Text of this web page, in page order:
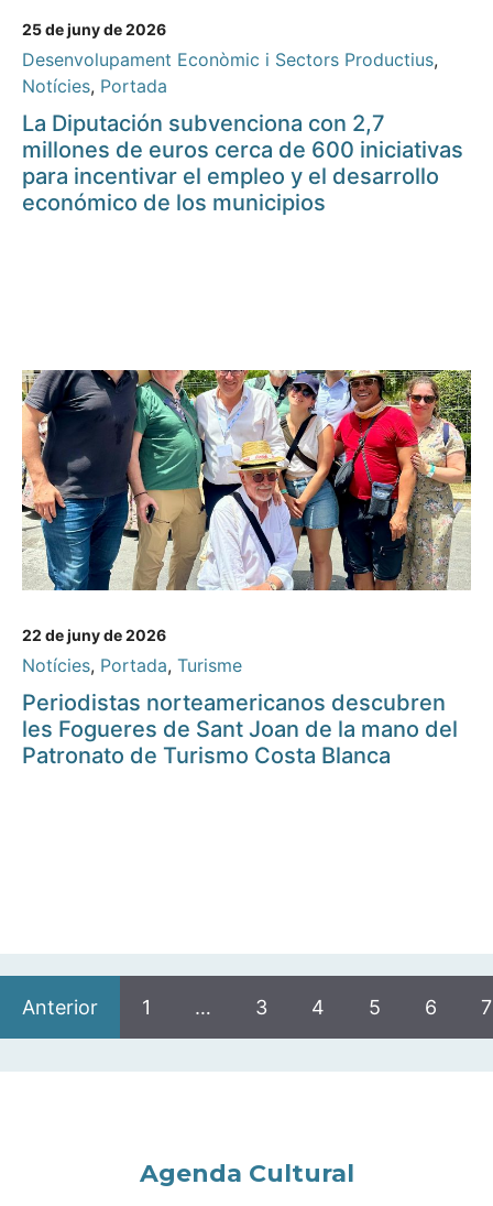
25 de juny de 2026
Desenvolupament Econòmic i Sectors Productius,
Notícies, Portada
La Diputación subvenciona con 2,7
millones de euros cerca de 600 iniciativas
para incentivar el empleo y el desarrollo
económico de los municipios
22 de juny de 2026
Notícies, Portada, Turisme
Periodistas norteamericanos descubren
les Fogueres de Sant Joan de la mano del
Patronato de Turismo Costa Blanca
Anterior 1 … 3 4 5 6 7
Agenda Cultural